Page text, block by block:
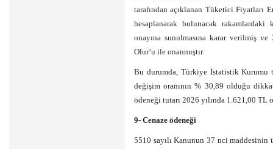
tarafından açıklanan Tüketici Fiyatları
hesaplanarak bulunacak
onayına sunulmasına karar verilmiş
Olur’u ile onanmıştır.
Bu durumda, Türkiye İstatistik Kurumu
değişim oranının % 30,89 olduğu
ödeneği tutarı 2026 yılında 1.621,00 TL
9- Cenaze ödeneği
5510 sayılı Kanunun 37 nci maddesinin